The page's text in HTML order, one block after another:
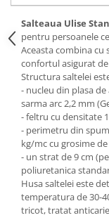
Mobila camera copii
Scaune birou
Saltele patuturi copii
Paturi copii
Masa si scaune
Seturi comode
Salteaua Ulise
pentru persoanele
Aceasta combina cu
confortul asigurat
Structura saltelei
- nucleu din plasa
sarma arc 2,2 mm
- feltru cu densitate
- perimetru din
kg/mc cu grosime de
- un strat de 9 cm
poliuretanica
Husa saltelei este
temperatura de 30-
tricot, tratat